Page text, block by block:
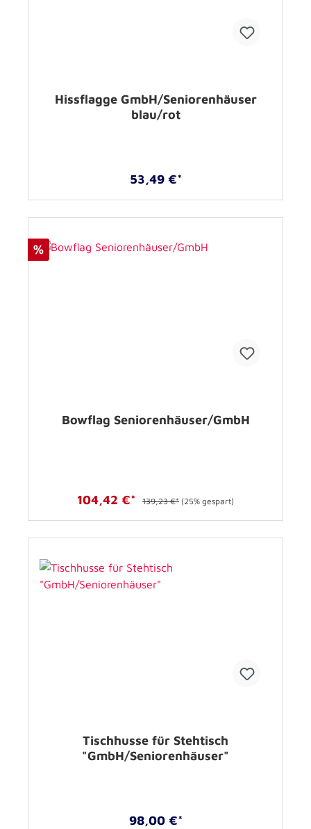
Hissflagge GmbH/Seniorenhäuser
blau/rot
53,49 €*
%
Bowflag Seniorenhäuser/GmbH
104,42 €* 139,23 €* (25% gespart)
Tischhusse für Stehtisch
"GmbH/Seniorenhäuser"
98,00 €*